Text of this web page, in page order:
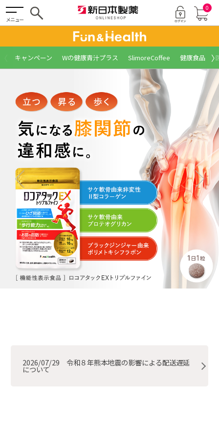
メニュー
0
キャンペーン Wの健康青汁プラス SlimoreCoffee 健康食品 〉
2026/07/29 令和８年熊本地震の影響による配送遅延
について